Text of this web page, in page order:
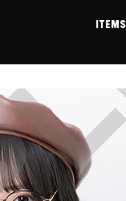
ITEMS